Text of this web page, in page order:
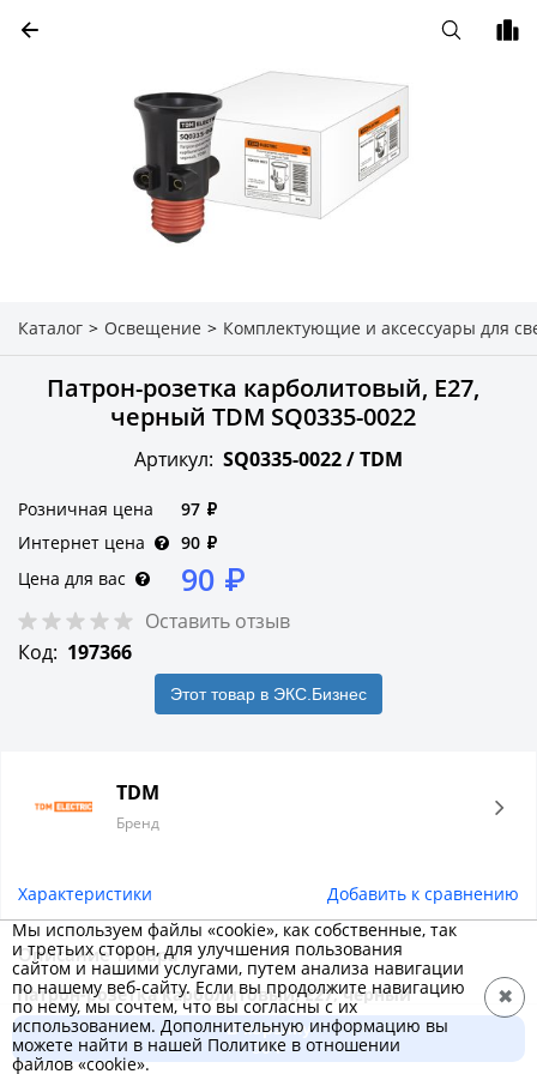
Каталог > Освещение > Комплектующие и аксессуары для
Патрон-розетка карболитовый, Е27,
черный TDM SQ0335-0022
Артикул: SQ0335-0022 /TDM
Розничная цена 97 ₽
Интернет цена
90 ₽
Цена для вас
90 ₽
Оставить отзыв
Код: 197366
Этот товар в ЭКС.Бизнес
TDM
Бренд
Характеристики Добавить к сравнению
Описание товара
Патрон-розетка карболитовый, E27, черный
предназначен для промышленного и бытового
применения. Используется для подключения ламп с
В корзину
90 ₽
Мы используем файлы «cookie», как собственные, так
и третьих сторон, для улучшения пользования
сайтом и нашими услугами, путем анализа навигации
по нашему веб-сайту. Если вы продолжите навигацию
по нему, мы сочтем, что вы согласны с их
использованием. Дополнительную информацию вы
можете найти в нашей Политике в отношении
файлов «cookie».
✖